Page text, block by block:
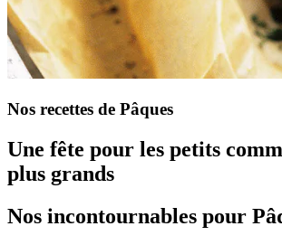
Nos recettes de Pâques
Une fête pour les petits
plus grands
Nos incontournables pour